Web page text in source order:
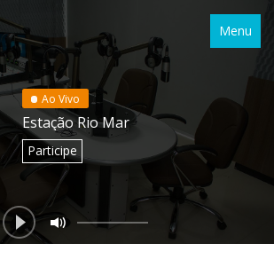
Menu
Ao Vivo
Estação Rio Mar
Participe